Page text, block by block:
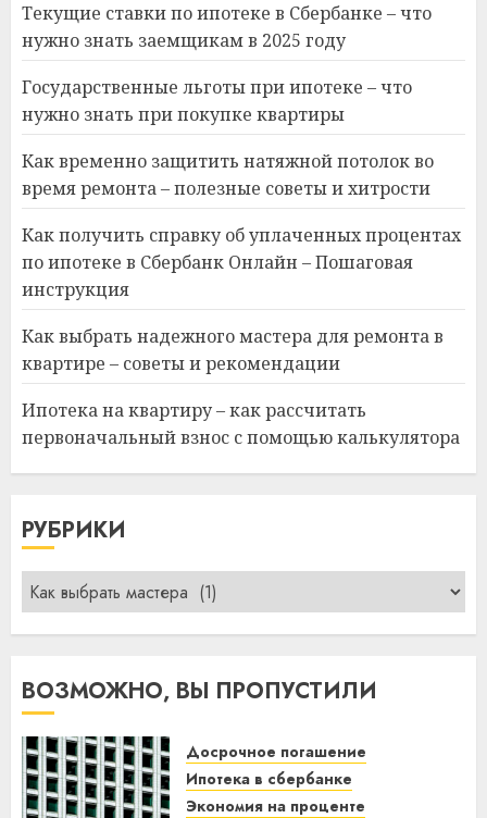
Текущие ставки по ипотеке в Сбербанке – что
нужно знать заемщикам в 2025 году
Государственные льготы при ипотеке – что
нужно знать при покупке квартиры
Как временно защитить натяжной потолок во
время ремонта – полезные советы и хитрости
Как получить справку об уплаченных процентах
по ипотеке в Сбербанк Онлайн – Пошаговая
инструкция
Как выбрать надежного мастера для ремонта в
квартире – советы и рекомендации
Ипотека на квартиру – как рассчитать
первоначальный взнос с помощью калькулятора
РУБРИКИ
Рубрики
ВОЗМОЖНО, ВЫ ПРОПУСТИЛИ
Досрочное погашение
Ипотека в сбербанке
Экономия на проценте